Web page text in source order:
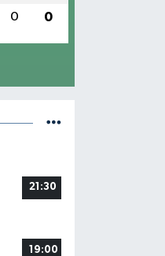
0 0
21:30
19:00